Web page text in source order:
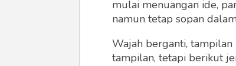
mulai menuangan ide,
namun tetap sopan
Wajah berganti, tampilan
tampilan, tetapi berikut